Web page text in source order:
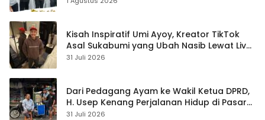
Kisah Inspiratif Umi Ayoy, Kreator TikTok
Asal Sukabumi yang Ubah Nasib Lewat Live
Streaming
31 Juli 2026
Dari Pedagang Ayam ke Wakil Ketua DPRD,
H. Usep Kenang Perjalanan Hidup di Pasar
Cisaat
31 Juli 2026